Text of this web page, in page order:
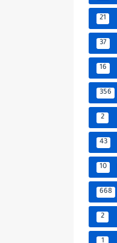
21
37
16
356
2
43
10
668
2
1